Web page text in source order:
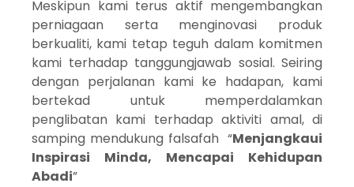
Meskipun kami terus aktif mengembangkan
perniagaan serta menginovasi produk
berkualiti, kami tetap teguh dalam komitmen
kami terhadap tanggungjawab sosial. Seiring
dengan perjalanan kami ke hadapan, kami
bertekad untuk memperdalamkan
penglibatan kami terhadap aktiviti amal, di
samping mendukung falsafah “Menjangkaui
Inspirasi Minda, Mencapai Kehidupan
Abadi”